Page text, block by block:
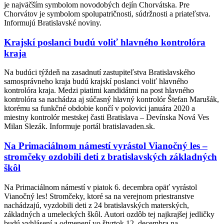
je najväčším symbolom novodobých dejín Chorvátska. Pre
Chorvátov je symbolom spolupatričnosti, súdržnosti a priateľstva.
Informujú Bratislavské noviny.
Krajskí poslanci budú voliť hlavného kontrolóra
kraja
Na budúci týždeň na zasadnutí zastupiteľstva Bratislavského
samosprávneho kraja budú krajskí poslanci voliť hlavného
kontrolóra kraja. Medzi piatimi kandidátmi na post hlavného
kontrolóra sa nachádza aj súčasný hlavný kontrolór Štefan Marušák,
ktorému sa funkčné obdobie končí v polovici januára 2020 a
miestny kontrolór mestskej časti Bratislava – Devínska Nová Ves
Milan Slezák. Informuje portál bratislavaden.sk.
Na Primaciálnom námestí vyrástol Vianočný les –
stromčeky ozdobili deti z bratislavských základných
škôl
Na Primaciálnom námestí v piatok 6. decembra opäť vyrástol
Vianočný les! Stromčeky, ktoré sa na verejnom priestranstve
nachádzajú, vyzdobili deti z 24 bratislavských materských,
základných a umeleckých škôl. Autori ozdôb tej najkrajšej jedličky